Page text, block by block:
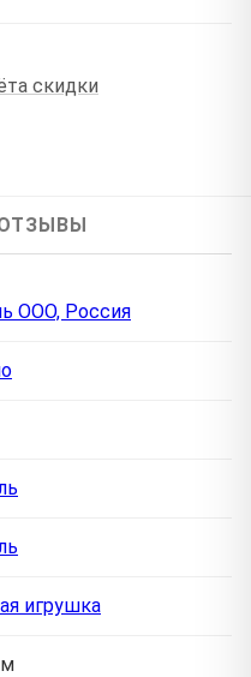
скидки
ООО, Россия
игрушка